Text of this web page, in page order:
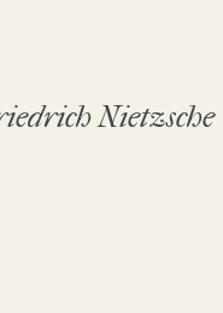
Nietzsche